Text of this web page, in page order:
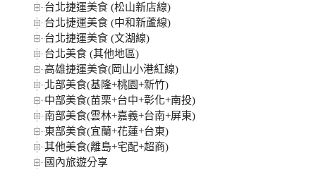
台北捷運美食 (松山新店線)
台北捷運美食 (中和新蘆線)
台北捷運美食 (文湖線)
台北美食 (其他地區)
高雄捷運美食(岡山小港紅線)
北部美食(基隆+桃園+新竹)
中部美食(苗栗+台中+彰化+南投)
南部美食(雲林+嘉義+台南+屏東)
東部美食(宜蘭+花蓮+台東)
其他美食(離島+宅配+超商)
國內旅遊分享